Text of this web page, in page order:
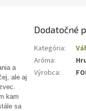
a
ale aj
kam
sa
Dodatočné
Kategória:
Aróma:
Výrobca: